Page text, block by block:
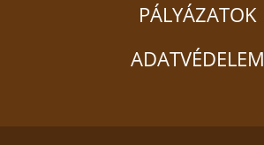
PÁLYÁZATOK
ADATVÉDELEM